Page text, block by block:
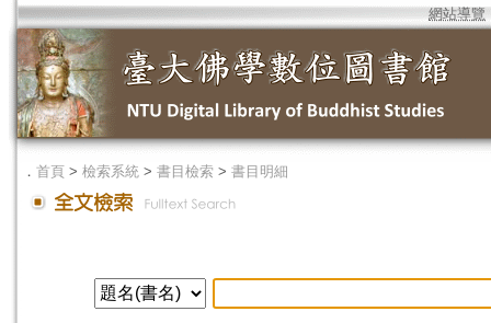
網站導覽
． 首頁 > 檢索系統 > 書目檢索 > 書目明細